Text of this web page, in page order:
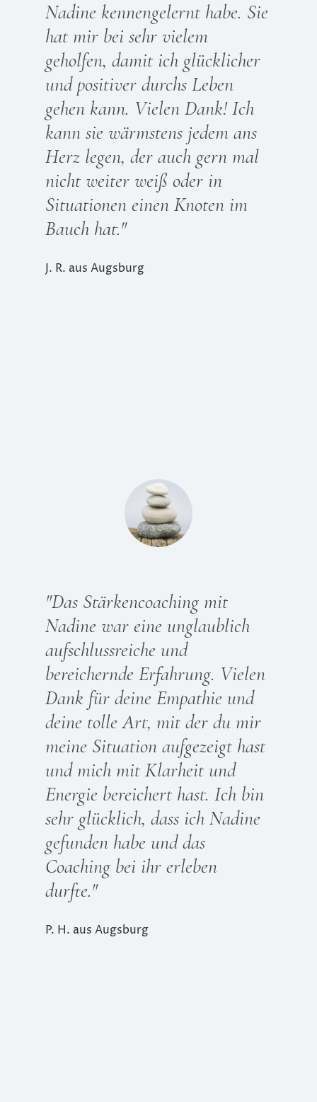
Nadine kennengelernt habe. Sie
hat mir bei sehr vielem
geholfen, damit ich glücklicher
und positiver durchs Leben
gehen kann. Vielen Dank! Ich
kann sie wärmstens jedem ans
Herz legen, der auch gern mal
nicht weiter weiß oder in
Situationen einen Knoten im
Bauch hat."
J. R. aus Augsburg
"Das Stärkencoaching mit
Nadine war eine unglaublich
aufschlussreiche und
bereichernde Erfahrung. Vielen
Dank für deine Empathie und
deine tolle Art, mit der du mir
meine Situation aufgezeigt hast
und mich mit Klarheit und
Energie bereichert hast. Ich bin
sehr glücklich, dass ich Nadine
gefunden habe und das
Coaching bei ihr erleben
durfte."
P. H. aus Augsburg